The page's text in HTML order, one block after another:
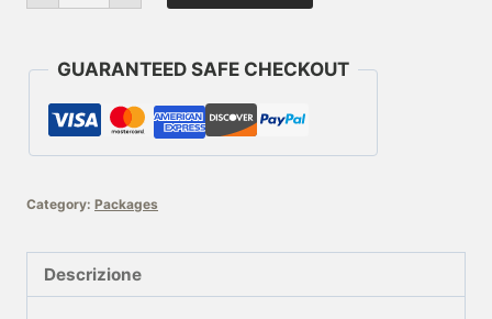
con
legno
GUARANTEED SAFE CHECKOUT
Category: Packages
Descrizione